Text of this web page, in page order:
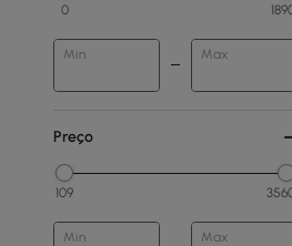
0
Min Max
Preço
109
Min Max